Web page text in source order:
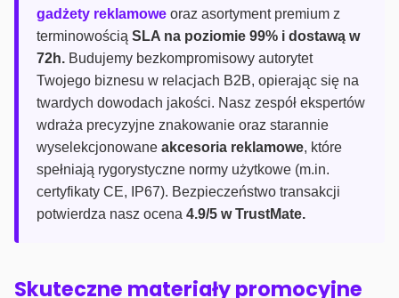
gadżety reklamowe oraz asortyment premium z
terminowością SLA na poziomie 99% i dostawą w
72h. Budujemy bezkompromisowy autorytet
Twojego biznesu w relacjach B2B, opierając się na
twardych dowodach jakości. Nasz zespół ekspertów
wdraża precyzyjne znakowanie oraz starannie
wyselekcjonowane akcesoria reklamowe, które
spełniają rygorystyczne normy użytkowe (m.in.
certyfikaty CE, IP67). Bezpieczeństwo transakcji
potwierdza nasz ocena 4.9/5 w TrustMate.
Skuteczne materiały promocyjne